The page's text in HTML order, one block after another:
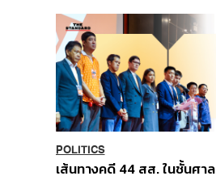
POLITICS
เส้นทางคดี 44 สส. ในชั้นศาล